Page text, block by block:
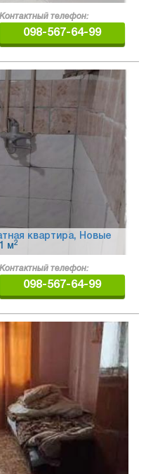
Контактный телефон:
098-567-64-99
квартира, Новые
м 2
Контактный телефон:
098-567-64-99